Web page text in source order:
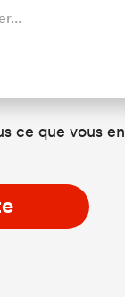
ce que vous en